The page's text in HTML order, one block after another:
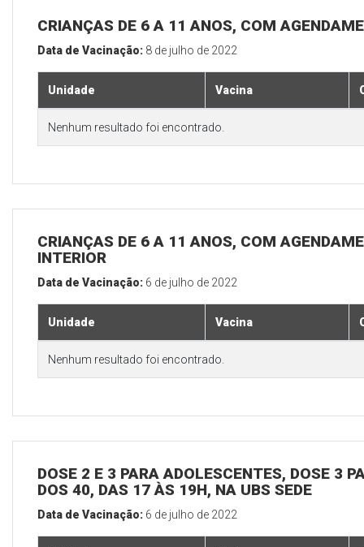
CRIANÇAS DE 6 A 11 ANOS, COM
Data de Vacinação: 8 de julho de 2022
Unidade Vacina
Nenhum resultado foi encontrado.
CRIANÇAS DE 6 A 11 ANOS, COM
INTERIOR
Data de Vacinação: 6 de julho de 2022
Unidade Vacina
Nenhum resultado foi encontrado.
DOSE 2 E 3 PARA ADOLESCENTES, DOSE 3
DOS 40, DAS 17 ÀS 19H, NA UBS SEDE
Data de Vacinação: 6 de julho de 2022